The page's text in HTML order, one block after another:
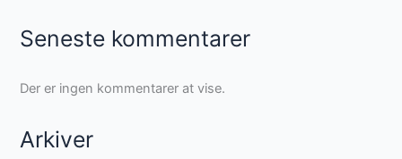
Seneste kommentarer
Der er ingen kommentarer at vise.
Arkiver